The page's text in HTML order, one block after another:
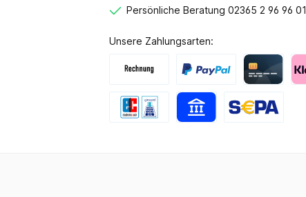
Persönliche Beratung 02365 2 96 96 01
Unsere Zahlungsarten: